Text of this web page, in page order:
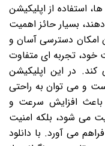
استفاده از اپلیکیشن
بسیار حائز اهمیت
امکان دسترسی آسان و
خود، تجربه ای متفاوت
کند. در این اپلیکیشن
و می توان به راحتی
باعث افزایش سرعت و
می شود، بلکه امنیت
می آورد. با دانلود